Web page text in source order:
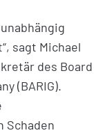
sagt Michael
des Board
(BARIG).
Schaden